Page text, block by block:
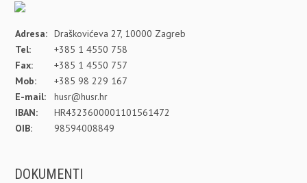
Adresa: Draškovićeva 27, 10000 Zagreb
Tel:
+385 1 4550 758
Fax:
+385 1 4550 757
Mob:
+385 98 229 167
E-mail:
husr@husr.hr
IBAN:
HR4323600001101561472
OIB:
98594008849
DOKUMENTI